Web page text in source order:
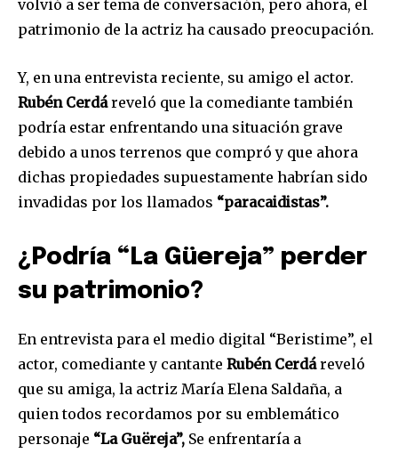
volvió a ser tema de conversación, pero ahora, el
patrimonio de la actriz ha causado preocupación.
Y, en una entrevista reciente, su amigo el actor.
Rubén Cerdáreveló que la comediante también
podría estar enfrentando una situación grave
debido a unos terrenos que compró y que ahora
dichas propiedades supuestamente habrían sido
invadidas por los llamados “paracaidistas”.
¿Podría “La Güereja” perder
su patrimonio?
En entrevista para el medio digital “Beristime”, el
actor, comediante y cantante Rubén Cerdáreveló
que su amiga, la actriz María Elena Saldaña, a
quien todos recordamos por su emblemático
personaje “La Guëreja”, Se enfrentaría a